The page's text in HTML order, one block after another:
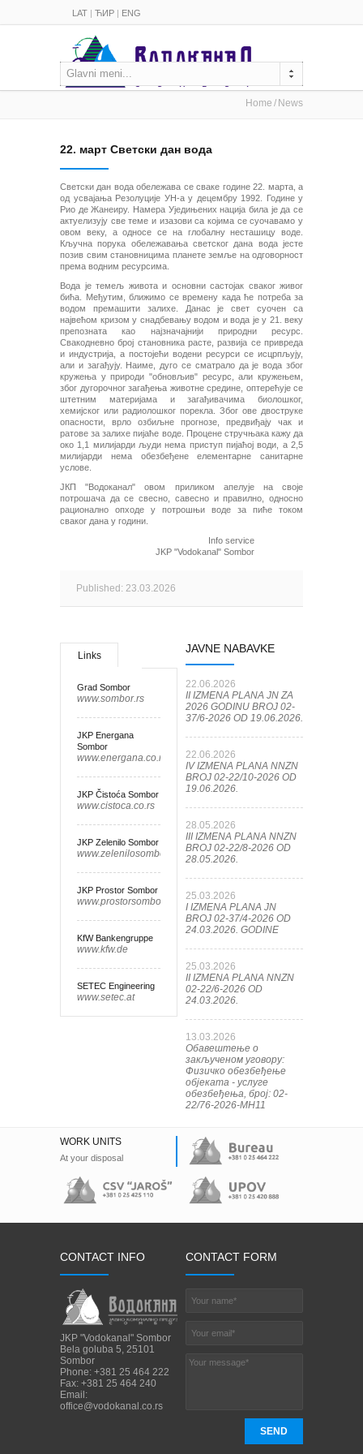
LAT | ЋИР | ENG
Glavni meni...
Home News
22. март Светски дан вода
Светски дан вода обележава се сваке године 22. марта, а
од усвајања Резолуције УН-а у децембру 1992. Године у
Рио де Жанеиру. Намера Уједињених нација била је да се
актуелизују све теме и изазови са којима се суочавамо у
овом веку, а односе се на глобалну несташицу воде.
Кључна порука обележавања светског дана вода јесте
позив свим становницима планете земље на одговорност
према водним ресурсима.
Вода је темељ живота и основни састојак сваког живог
бића. Међутим, ближимо се времену када ће потреба за
водом премашити залихе. Данас је свет суочен са
највећом кризом у снадбевању водом и вода је у 21. веку
препозната као најзначајнији природни ресурс.
Свакодневно број становника расте, развија се привреда
и индустрија, а постојећи водени ресурси се исцрпљују,
али и загађују. Наиме, дуго се сматрало да је вода због
кружења у природи "обновљив" ресурс, али кружењем,
због дугорочног загађења животне средине, оптерећује се
штетним материјама и загађивачима биолошког,
хемијског или радиолошког порекла. Због ове двоструке
опасности, врло озбиљне прогнозе, предвиђају чак и
ратове за залихе пијаће воде. Процене стручњака кажу да
око 1,1 милијарди људи нема приступ пијаћој води, а 2,5
милијарди нема обезбеђене елементарне санитарне
услове.
ЈКП "Водоканал" овом приликом апелује на своје
потрошача да се свесно, савесно и правилно, односно
рационално опходе у потрошњи воде за пиће током
сваког дана у години.
Info service
JKP "Vodokanal" Sombor
Published: 23.03.2026
Links
Grad Sombor
www.sombor.rs
JKP Energana
Sombor
www.energana.co.rs
JKP Čistoća Sombor
www.cistoca.co.rs
JKP Zelenilo Sombor
www.zelenilosombor.co.rs
JKP Prostor Sombor
www.prostorsombor.rs
KfW Bankengruppe
www.kfw.de
SETEC Engineering
www.setec.at
JAVNE NABAVKE
22.06.2026
II IZMENA PLANA JN ZA
2026 GODINU BROJ 02-
37/6-2026 OD 19.06.2026.
22.06.2026
IV IZMENA PLANA NNZN
BROJ 02-22/10-2026 OD
19.06.2026.
28.05.2026
III IZMENA PLANA NNZN
BROJ 02-22/8-2026 OD
28.05.2026.
25.03.2026
I IZMENA PLANA JN
BROJ 02-37/4-2026 OD
24.03.2026. GODINE
25.03.2026
II IZMENA PLANA NNZN
02-22/6-2026 OD
24.03.2026.
13.03.2026
Обавештење о
закљученом уговору:
Физичко обезбеђење
објеката - услуге
обезбеђења, број: 02-
22/76-2026-МН11
WORK UNITS
At your disposal
CONTACT INFO
JKP "Vodokanal" Sombor
Bela goluba 5, 25101
Sombor
Phone: +381 25 464 222
Fax: +381 25 464 240
Email:
office@vodokanal.co.rs
CONTACT FORM
SEND